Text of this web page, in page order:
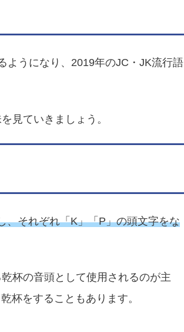
ようになり、2019年のJC・JK流行語
見ていきましょう。
、それぞれ「K」「P」の頭文字をな
杯の音頭として使用されるのが主
杯をすることもあります。